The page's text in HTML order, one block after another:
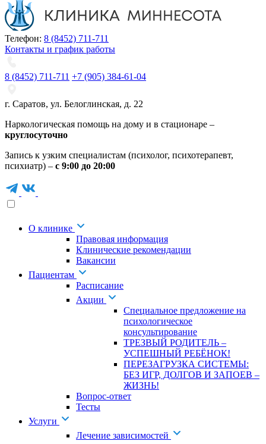
Телефон: 8 (8452) 711-711
Контакты и график работы
8 (8452) 711-711 +7 (905) 384-61-04
г. Саратов, ул. Белоглинская, д. 22
Наркологическая помощь на дому и в стационаре –
круглосуточно
Запись к узким специалистам (психолог, психотерапевт,
психиатр) – с 9:00 до 20:00
О клинике
Правовая информация
Клинические рекомендации
Вакансии
Пациентам
Расписание
Акции
Специальное предложение на
психологическое
консультирование
ТРЕЗВЫЙ РОДИТЕЛЬ –
УСПЕШНЫЙ РЕБЁНОК!
ПЕРЕЗАГРУЗКА СИСТЕМЫ:
БЕЗ ИГР, ДОЛГОВ И ЗАПОЕВ –
ЖИЗНЬ!
Вопрос-ответ
Тесты
Услуги
Лечение зависимостей